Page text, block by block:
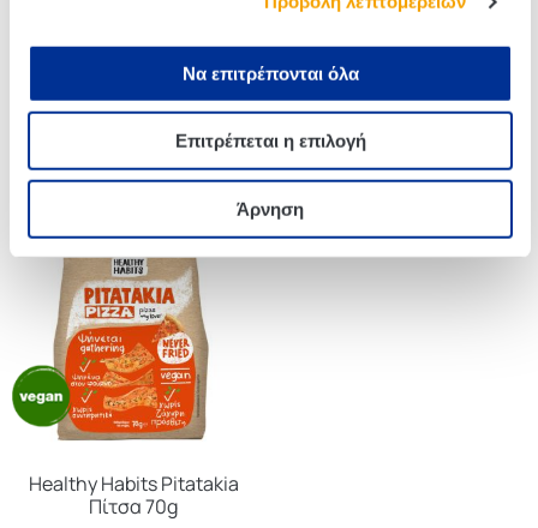
Να επιτρέπονται όλα
Επιτρέπεται η επιλογή
Άρνηση
Healthy Habits Pitatakia
Χαρούπι & Θαλασσινό
Αλάτι 70g
Pringles Salt & Vinegar 40g
Healthy Habits Pitatakia
Πίτσα 70g